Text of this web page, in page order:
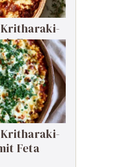
Feta
Feta